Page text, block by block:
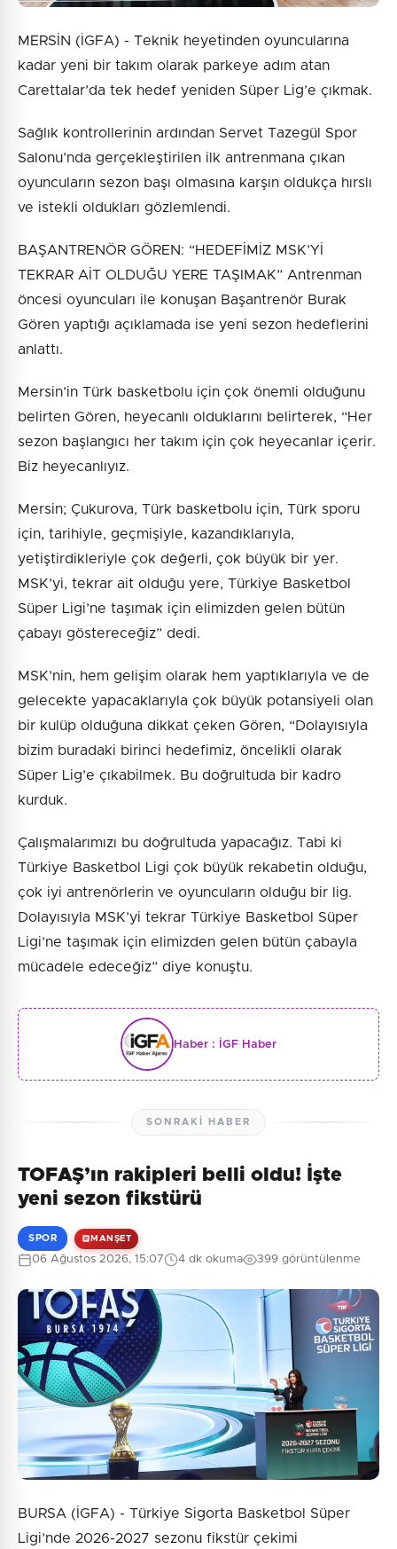
MERSİN (İGFA) - Teknik heyetinden oyuncularına
kadar yeni bir takım olarak parkeye adım atan
Carettalar’da tek hedef yeniden Süper Lig’e çıkmak.
Sağlık kontrollerinin ardından Servet Tazegül Spor
Salonu’nda gerçekleştirilen ilk antrenmana çıkan
oyuncuların sezon başı olmasına karşın oldukça hırslı
ve istekli oldukları gözlemlendi.
BAŞANTRENÖR GÖREN: “HEDEFİMİZ MSK’Yİ
TEKRAR AİT OLDUĞU YERE TAŞIMAK” Antrenman
öncesi oyuncuları ile konuşan Başantrenör Burak
Gören yaptığı açıklamada ise yeni sezon hedeflerini
anlattı.
Mersin’in Türk basketbolu için çok önemli olduğunu
belirten Gören, heyecanlı olduklarını belirterek, “Her
sezon başlangıcı her takım için çok heyecanlar içerir.
Biz heyecanlıyız.
Mersin; Çukurova, Türk basketbolu için, Türk sporu
için, tarihiyle, geçmişiyle, kazandıklarıyla,
yetiştirdikleriyle çok değerli, çok büyük bir yer.
MSK’yi, tekrar ait olduğu yere, Türkiye Basketbol
Süper Ligi’ne taşımak için elimizden gelen bütün
çabayı göstereceğiz” dedi.
MSK’nin, hem gelişim olarak hem yaptıklarıyla ve de
gelecekte yapacaklarıyla çok büyük potansiyeli olan
bir kulüp olduğuna dikkat çeken Gören, “Dolayısıyla
bizim buradaki birinci hedefimiz, öncelikli olarak
Süper Lig’e çıkabilmek. Bu doğrultuda bir kadro
kurduk.
Çalışmalarımızı bu doğrultuda yapacağız. Tabi ki
Türkiye Basketbol Ligi çok büyük rekabetin olduğu,
çok iyi antrenörlerin ve oyuncuların olduğu bir lig.
Dolayısıyla MSK’yi tekrar Türkiye Basketbol Süper
Ligi’ne taşımak için elimizden gelen bütün çabayla
mücadele edeceğiz” diye konuştu.
Haber : İGF Haber
SONRAKI HABER
TOFAŞ’ın rakipleri belli oldu! İşte
yeni sezon fikstürü
SPOR MANŞET
06 Ağustos 2026, 15:07 4 dk okuma 399 görüntülenme
BURSA (İGFA) - Türkiye Sigorta Basketbol Süper
Ligi’nde 2026-2027 sezonu fikstür çekimi